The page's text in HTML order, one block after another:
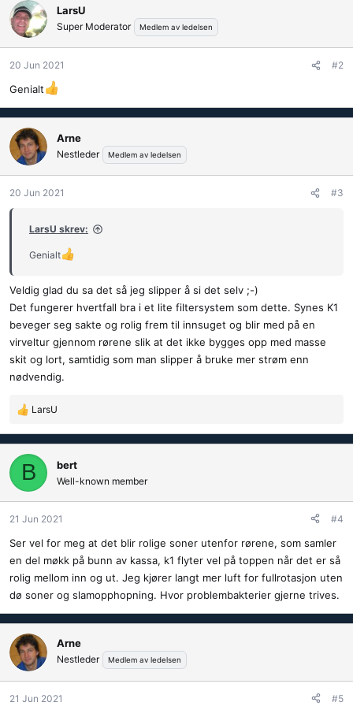
k
s
j
o
n
r
:
LarsU
Super Moderator Medlem av ledelsen
20 Jun 2021 #2
Genialt
Arne
Nestleder Medlem av ledelsen
20 Jun 2021 #3
LarsU skrev:
Genialt
Veldig glad du sa det så jeg slipper å si det selv ;-)
Det fungerer hvertfall bra i et lite filtersystem som dette. Synes K1
beveger seg sakte og rolig frem til innsuget og blir med på en
virveltur gjennom rørene slik at det ikke bygges opp med masse
skit og lort, samtidig som man slipper å bruke mer strøm enn
nødvendig.
R
a
k
j
o
n
r
:
LarsU
B bert
Well-known member
21 Jun 2021 #4
Ser vel for meg at det blir rolige soner utenfor rørene, som samler
en del møkk på bunn av kassa, k1 flyter vel på toppen når det er så
rolig mellom inn og ut. Jeg kjører langt mer luft for fullrotasjon uten
dø soner og slamopphopning. Hvor problembakterier gjerne trives.
Arne
Nestleder Medlem av ledelsen
21 Jun 2021 #5